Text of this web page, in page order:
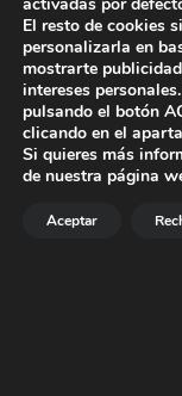
AYUNTAMIENTO DE POLANCO
Ayuntamiento
Cantabria.
Compromiso con
Cookies
Política
El resto de cookies
personalizarla en
mostrarte
intereses
pulsando el botón
clicando en el
Si quieres más
de nuestra página
Aceptar